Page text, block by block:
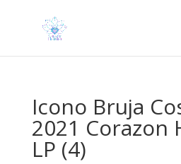
Icono Bruja
2021 Corazon
LP (4)